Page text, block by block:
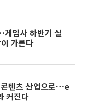
임사 하반기 실
가른다
텐츠 산업으로…e
커진다